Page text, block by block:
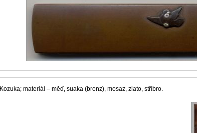
Kozuka; materiál – měď, suaka (bronz), mosaz, zlato, stříbro.